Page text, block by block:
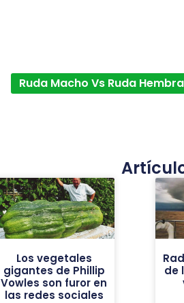
Ruda Macho Vs Ruda Hembra
Los vegetales
gigantes de Phillip
Vowles son furor en
las redes sociales
de